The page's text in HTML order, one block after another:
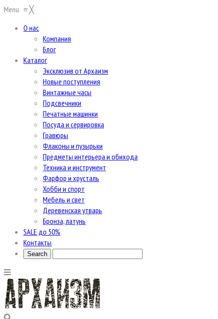
Menu ≡╳
О нас
Компания
Блог
Каталог
Эксклюзив от Архаизм
Новые поступления
Винтажные часы
Подсвечники
Печатные машинки
Посуда и сервировка
Гравюры
Флаконы и пузырьки
Предметы интерьера и обихода
Техника и инструмент
Фарфор и хрусталь
Хобби и спорт
Мебель и свет
Деревенская утварь
Бронза, латунь
SALE до 50%
Контакты